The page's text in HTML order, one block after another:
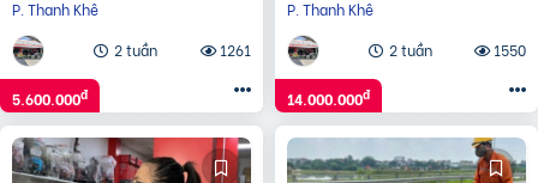
P. Thanh Khê
2 tuần
1261
5.600.000đ
P. Thanh Khê
2 tuần
1550
14.000.000đ